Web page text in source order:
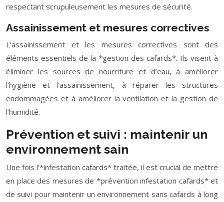
respectant scrupuleusement les mesures de sécurité.
Assainissement et mesures correctives
L’assainissement et les mesures correctives sont des
éléments essentiels de la *gestion des cafards*. Ils visent à
éliminer les sources de nourriture et d’eau, à améliorer
l’hygiène et l’assainissement, à réparer les structures
endommagées et à améliorer la ventilation et la gestion de
l’humidité.
Prévention et suivi : maintenir un
environnement sain
Une fois l’*infestation cafards* traitée, il est crucial de mettre
en place des mesures de *prévention infestation cafards* et
de suivi pour maintenir un environnement sans cafards à long